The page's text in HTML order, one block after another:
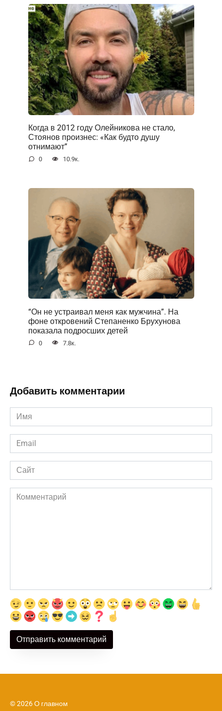
Когда в 2012 году Олейникова не стало,
Стоянов произнес: «Как будто душу
отнимают”
0 10.9к.
“Он не устраивал меня как мужчина”. На
фоне открoвений Степаненко Брухунова
показала подросших детей
0 7.8к.
Добавить комментарии
Имя
*
Email
*
Сайт
Комментарий
© 2026 О главном